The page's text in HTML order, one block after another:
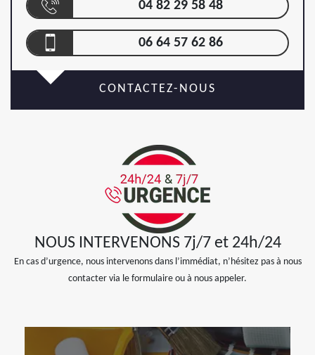
04 82 29 58 48
06 64 57 62 86
CONTACTEZ-NOUS
NOUS INTERVENONS 7j/7 et 24h/24
En cas d’urgence, nous intervenons dans l’immédiat, n’hésitez pas à nous
contacter via le formulaire ou à nous appeler.